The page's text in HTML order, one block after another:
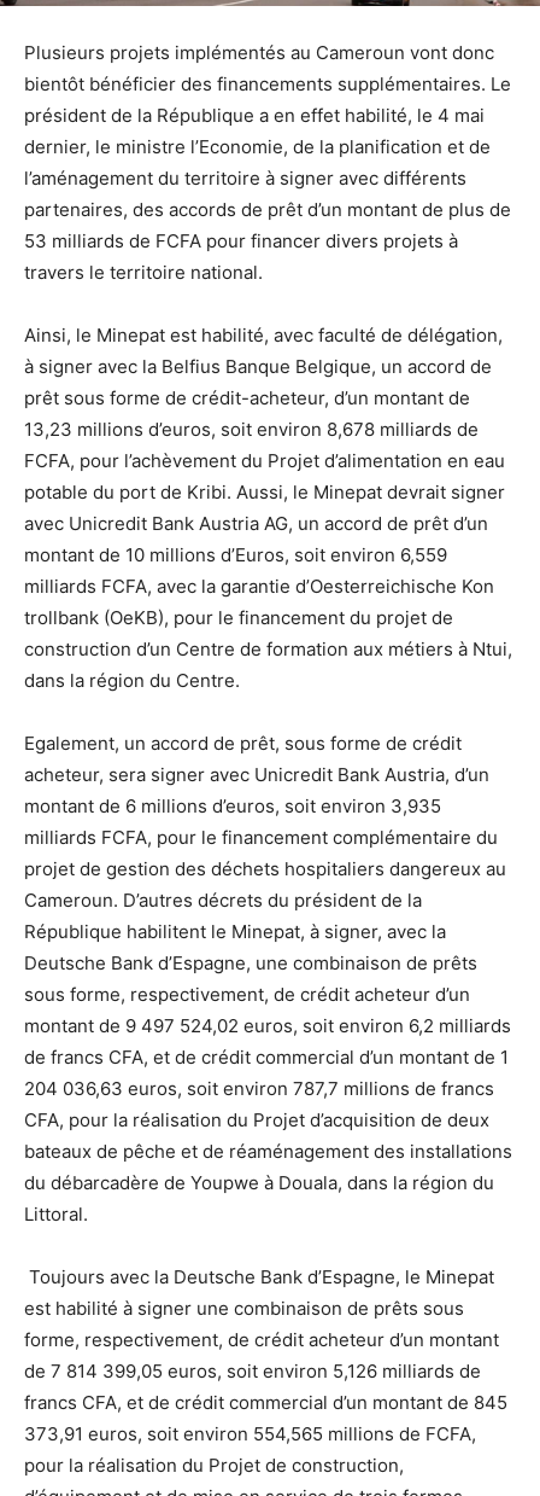
Plusieurs projets implémentés au Cameroun vont donc
bientôt bénéficier des financements supplémentaires. Le
président de la République a en effet habilité, le 4 mai
dernier, le ministre l’Economie, de la planification et de
l’aménagement du territoire à signer avec différents
partenaires, des accords de prêt d’un montant de plus de
53 milliards de FCFA pour financer divers projets à
travers le territoire national.
Ainsi, le Minepat est habilité, avec faculté de délégation,
à signer avec la Belfius Banque Belgique, un accord de
prêt sous forme de crédit-acheteur, d’un montant de
13,23 millions d’euros, soit environ 8,678 milliards de
FCFA, pour l’achèvement du Projet d’alimentation en eau
potable du port de Kribi. Aussi, le Minepat devrait signer
avec Unicredit Bank Austria AG, un accord de prêt d’un
montant de 10 millions d’Euros, soit environ 6,559
milliards FCFA, avec la garantie d’Oesterreichische Kon
trollbank (OeKB), pour le financement du projet de
construction d’un Centre de formation aux métiers à Ntui,
dans la région du Centre.
Egalement, un accord de prêt, sous forme de crédit
acheteur, sera signer avec Unicredit Bank Austria, d’un
montant de 6 millions d’euros, soit environ 3,935
milliards FCFA, pour le financement complémentaire du
projet de gestion des déchets hospitaliers dangereux au
Cameroun. D’autres décrets du président de la
République habilitent le Minepat, à signer, avec la
Deutsche Bank d’Espagne, une combinaison de prêts
sous forme, respectivement, de crédit acheteur d’un
montant de 9 497 524,02 euros, soit environ 6,2 milliards
de francs CFA, et de crédit commercial d’un montant de 1
204 036,63 euros, soit environ 787,7 millions de francs
CFA, pour la réalisation du Projet d’acquisition de deux
bateaux de pêche et de réaménagement des installations
du débarcadère de Youpwe à Douala, dans la région du
Littoral.
Toujours avec la Deutsche Bank d’Espagne, le Minepat
est habilité à signer une combinaison de prêts sous
forme, respectivement, de crédit acheteur d’un montant
de 7 814 399,05 euros, soit environ 5,126 milliards de
francs CFA, et de crédit commercial d’un montant de 845
373,91 euros, soit environ 554,565 millions de FCFA,
pour la réalisation du Projet de construction,